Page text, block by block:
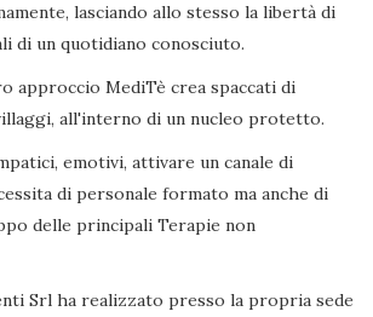
lasciando allo stesso la libertà di
di un quotidiano conosciuto.
approccio MediTè crea spaccati di
all'interno di un nucleo protetto.
emotivi, attivare un canale di
di personale formato ma anche di
delle principali Terapie non
Srl ha realizzato presso la propria sede